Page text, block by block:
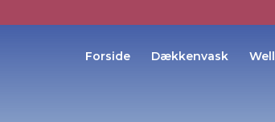
Forside Dækkenvask